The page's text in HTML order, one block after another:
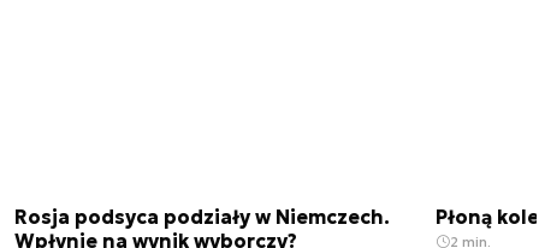
Rosja podsyca podziały w Niemczech.
Wpłynie na wynik wyborczy?
Płoną
2 min.